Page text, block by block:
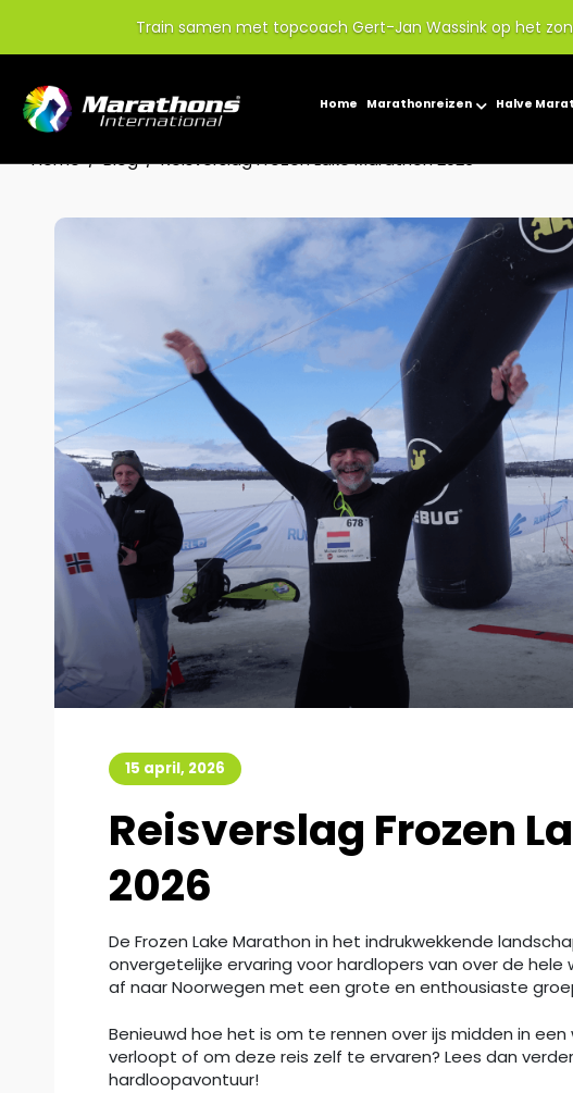
Train samen met topcoach Gert-Jan Wassink op het
Home Marathonreizen Halve
Home Blog Reisverslag Frozen Lake Marathon 2026
15 april, 2026
Reisverslag Frozen
2026
De Frozen Lake Marathon in het indrukwekkende
onvergetelijke ervaring voor hardlopers van over de hele
af naar Noorwegen met een grote en enthousiaste
Benieuwd hoe het is om te rennen over ijs midden in
verloopt of om deze reis zelf te ervaren? Lees dan
hardloopavontuur!